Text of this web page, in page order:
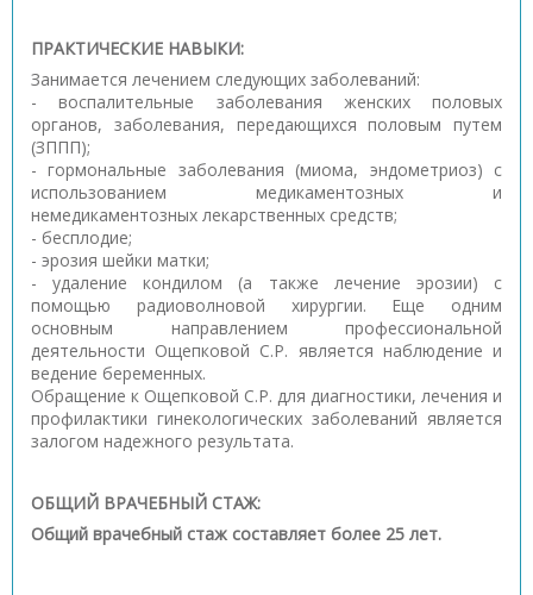
ПРАКТИЧЕСКИЕ НАВЫКИ:
Занимается лечением следующих заболеваний:
- воспалительные заболевания женских половых
органов, заболевания, передающихся половым путем
(ЗППП);
- гормональные заболевания (миома, эндометриоз) с
использованием медикаментозных и
немедикаментозных лекарственных средств;
- бесплодие;
- эрозия шейки матки;
- удаление кондилом (а также лечение эрозии) с
помощью радиоволновой хирургии. Еще одним
основным направлением профессиональной
деятельности Ощепковой С.Р. является наблюдение и
ведение беременных.
Обращение к Ощепковой С.Р. для диагностики, лечения и
профилактики гинекологических заболеваний является
залогом надежного результата.
ОБЩИЙ ВРАЧЕБНЫЙ СТАЖ:
Общий врачебный стаж составляет более 25 лет.